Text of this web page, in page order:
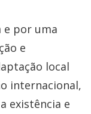
e por uma
e
local
internacional,
existência e